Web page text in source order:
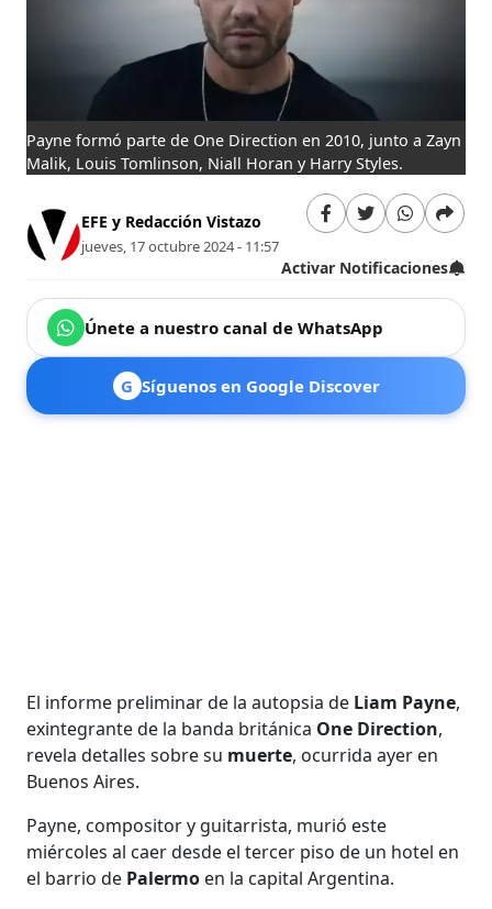
Payne formó parte de One Direction en 2010, junto a Zayn
Malik, Louis Tomlinson, Niall Horan y Harry Styles.
EFE y Redacción Vistazo
jueves, 17 octubre 2024 - 11:57
Activar Notificaciones
Únete a nuestro canal de WhatsApp
G Síguenos en Google Discover
El informe preliminar de la autopsia de Liam Payne,
exintegrante de la banda británica One Direction,
revela detalles sobre su muerte, ocurrida ayer en
Buenos Aires.
Payne, compositor y guitarrista, murió este
miércoles al caer desde el tercer piso de un hotel en
el barrio de Palermo en la capital Argentina.